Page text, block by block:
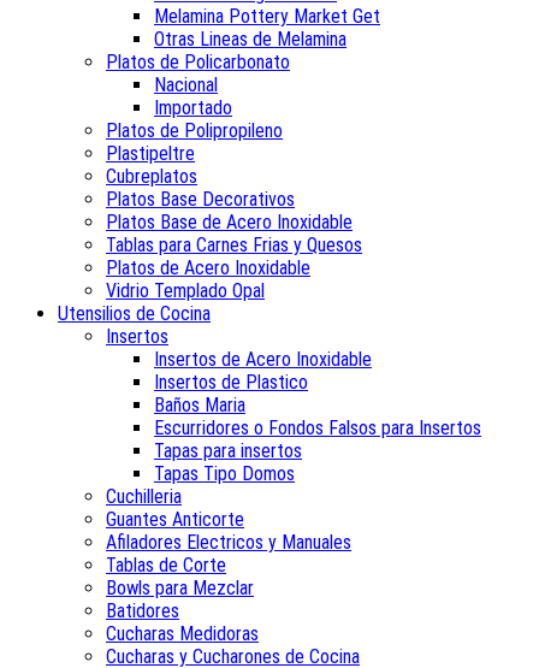
Melamina Pottery Market Get
Otras Lineas de Melamina
Platos de Policarbonato
Nacional
Importado
Platos de Polipropileno
Plastipeltre
Cubreplatos
Platos Base Decorativos
Platos Base de Acero Inoxidable
Tablas para Carnes Frias y Quesos
Platos de Acero Inoxidable
Vidrio Templado Opal
Utensilios de Cocina
Insertos
Insertos de Acero Inoxidable
Insertos de Plastico
Baños Maria
Escurridores o Fondos Falsos para Insertos
Tapas para insertos
Tapas Tipo Domos
Cuchilleria
Guantes Anticorte
Afiladores Electricos y Manuales
Tablas de Corte
Bowls para Mezclar
Batidores
Cucharas Medidoras
Cucharas y Cucharones de Cocina